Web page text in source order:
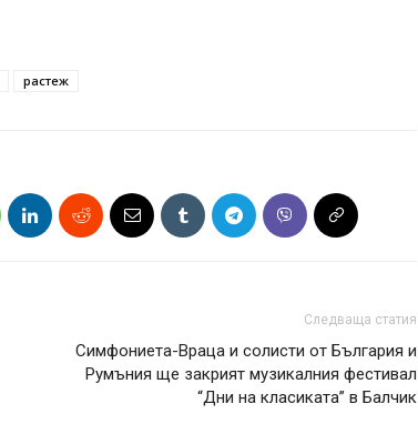
растеж
Следваща статия
Симфониета-Враца и солисти от България и
Румъния ще закрият музикалния фестивал
“Дни на класиката” в Балчик